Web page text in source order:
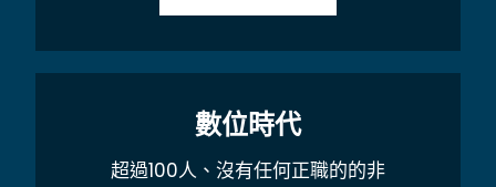
數位時代
超過100人、沒有任何正職的的非